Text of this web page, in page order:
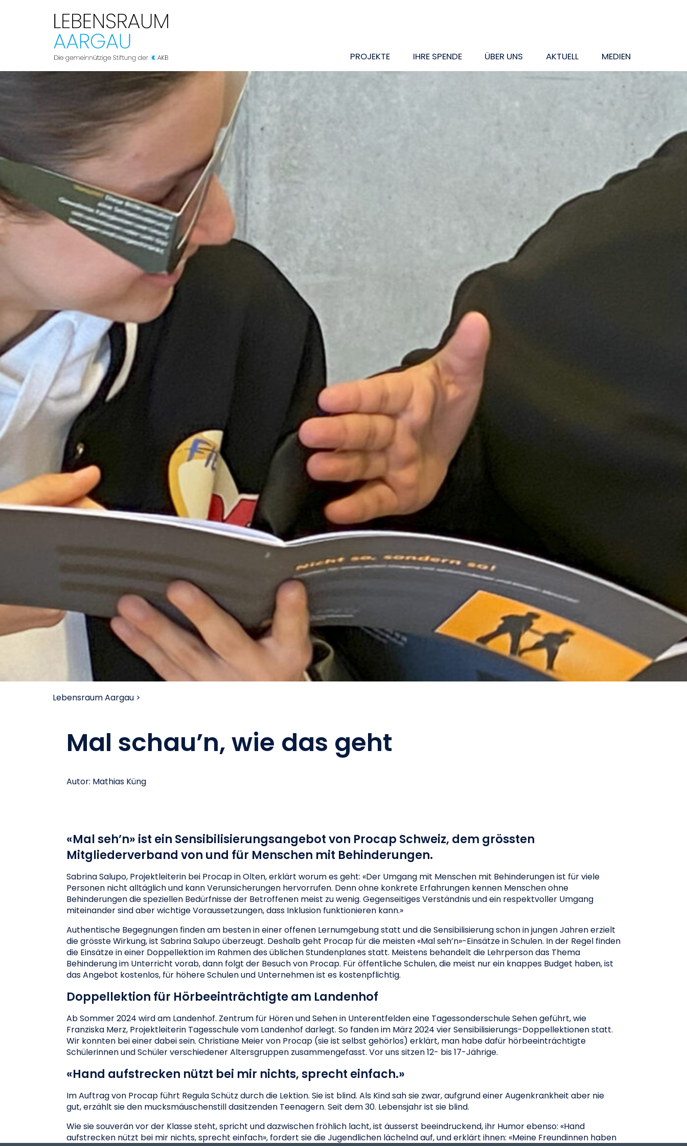
LEBENSRAUM
AARGAU
PROJEKTE IHRE SPENDE ÜBER UNS AKTUELL MEDIEN
Lebensraum Aargau >
Mal schau’n, wie das geht
Autor: Mathias Küng
«Mal seh’n» ist ein Sensibilisierungsangebot von Procap Schweiz, dem grössten
Mitgliederverband von und für Menschen mit Behinderungen.
Sabrina Salupo, Projektleiterin bei Procap in Olten, erklärt worum es geht: «Der Umgang mit Menschen mit Behinderungen ist für viele
Personen nicht alltäglich und kann Verunsicherungen hervorrufen. Denn ohne konkrete Erfahrungen kennen Menschen ohne
Behinderungen die speziellen Bedürfnisse der Betroffenen meist zu wenig. Gegenseitiges Verständnis und ein respektvoller Umgang
miteinander sind aber wichtige Voraussetzungen, dass Inklusion funktionieren kann.»
Authentische Begegnungen finden am besten in einer offenen Lernumgebung statt und die Sensibilisierung schon in jungen Jahren erzielt
die grösste Wirkung, ist Sabrina Salupo überzeugt. Deshalb geht Procap für die meisten «Mal seh’n»-Einsätze in Schulen. In der Regel finden
die Einsätze in einer Doppellektion im Rahmen des üblichen Stundenplanes statt. Meistens behandelt die Lehrperson das Thema
Behinderung im Unterricht vorab, dann folgt der Besuch von Procap. Für öffentliche Schulen, die meist nur ein knappes Budget haben, ist
das Angebot kostenlos, für höhere Schulen und Unternehmen ist es kostenpflichtig.
Doppellektion für Hörbeeinträchtigte am Landenhof
Ab Sommer 2024 wird am Landenhof. Zentrum für Hören und Sehen in Unterentfelden eine Tagessonderschule Sehen geführt, wie
Franziska Merz, Projektleiterin Tagesschule vom Landenhof darlegt. So fanden im März 2024 vier Sensibilisierungs-Doppellektionen statt.
Wir konnten bei einer dabei sein. Christiane Meier von Procap (sie ist selbst gehörlos) erklärt, man habe dafür hörbeeinträchtigte
Schülerinnen und Schüler verschiedener Altersgruppen zusammengefasst. Vor uns sitzen 12- bis 17-Jährige.
«Hand aufstrecken nützt bei mir nichts, sprecht einfach.»
Im Auftrag von Procap führt Regula Schütz durch die Lektion. Sie ist blind. Als Kind sah sie zwar, aufgrund einer Augenkrankheit aber nie
gut, erzählt sie den mucksmäuschenstill dasitzenden Teenagern. Seit dem 30. Lebensjahr ist sie blind.
Wie sie souverän vor der Klasse steht, spricht und dazwischen fröhlich lacht, ist äusserst beeindruckend, ihr Humor ebenso: «Hand
aufstrecken nützt bei mir nichts, sprecht einfach», fordert sie die Jugendlichen lächelnd auf, und erklärt ihnen: «Meine Freundinnen haben